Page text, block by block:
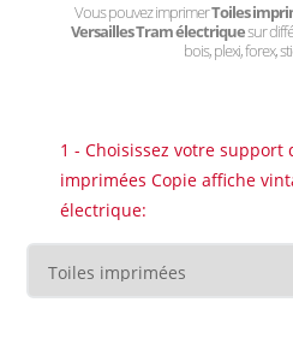
Vous pouvez imprimerToiles
Versailles Tram électriquesur
bois, plexi, forex,
1 - Choisissez votre
imprimées Copie affiche
électrique: